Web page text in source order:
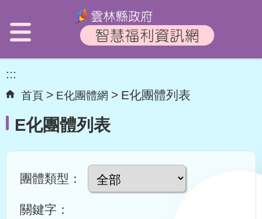
:::
首頁 E化團體網 E化團體列表
E化團體列表
團體類型：
關鍵字：